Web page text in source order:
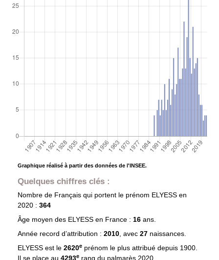
Graphique réalisé à partir des données de l'INSEE.
Quelques chiffres clés :
Nombre de Français qui portent le prénom ELYESS en
2020 : 364
Âge moyen des ELYESSen France : 16 ans.
Année record d’attribution : 2010, avec 27 naissances.
ELYESS est le 2620eprénom le plus attribué depuis 1900.
Il se place au 4293e rang du palmarès 2020.